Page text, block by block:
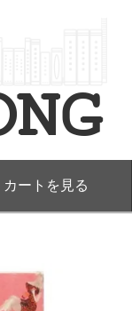
カートを見る